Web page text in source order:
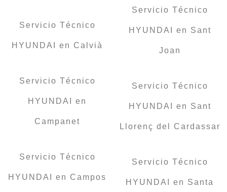
Servicio Técnico
HYUNDAI en Calvià
Servicio Técnico
HYUNDAI en
Campanet
Servicio Técnico
HYUNDAI en Campos
Servicio Técnico
HYUNDAI en Sant
Joan
Servicio Técnico
HYUNDAI en Sant
Llorenç del Cardassar
Servicio Técnico
HYUNDAI en Santa